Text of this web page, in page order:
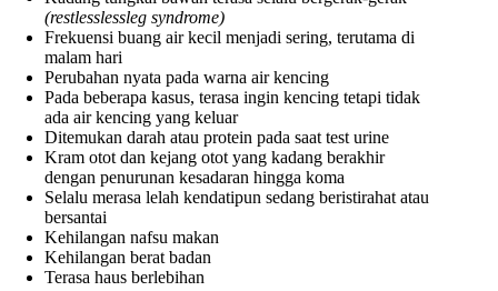
(restlesslessleg syndrome)
Frekuensi buang air kecil menjadi sering, terutama di
malam hari
Perubahan nyata pada warna air kencing
Pada beberapa kasus, terasa ingin kencing tetapi tidak
ada air kencing yang keluar
Ditemukan darah atau protein pada saat test urine
Kram otot dan kejang otot yang kadang berakhir
dengan penurunan kesadaran hingga koma
Selalu merasa lelah kendatipun sedang beristirahat atau
bersantai
Kehilangan nafsu makan
Kehilangan berat badan
Terasa haus berlebihan